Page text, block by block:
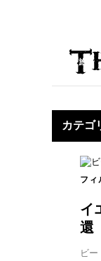
旅行
カテゴ
フィ
イ
還
ビー